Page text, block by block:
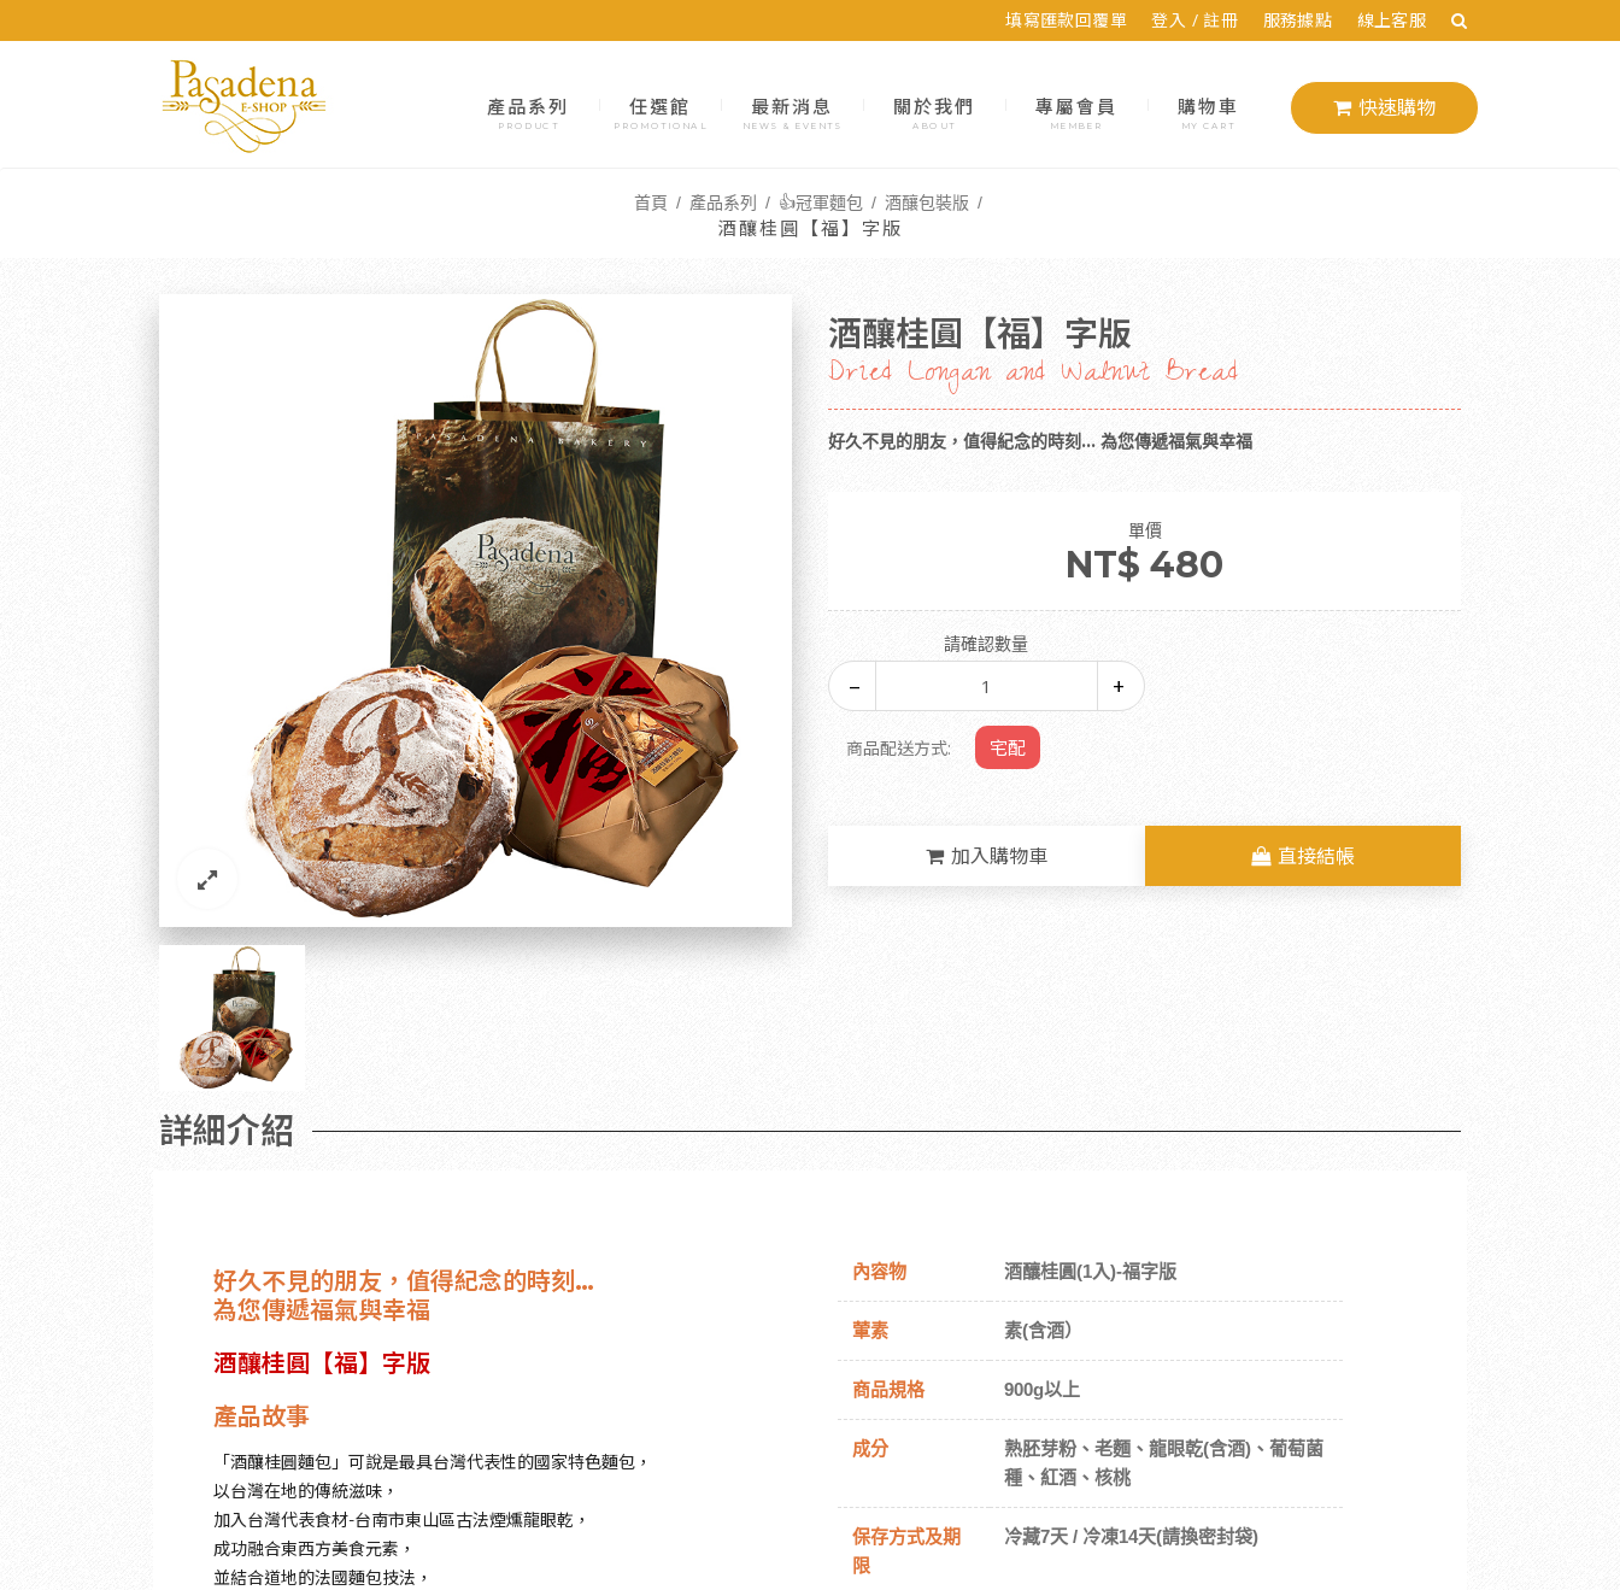
填寫匯款回覆單 登入 / 註冊 服務據點 線上客服
產品系列
PRODUCT
任選館
PROMOTIONAL
最新消息
NEWS & EVENTS
關於我們
ABOUT
專屬會員
MEMBER
購物車
MY CART
快速購物
首頁 產品系列 👍冠軍麵包 酒釀包裝版
酒釀桂圓【福】字版
酒釀桂圓【福】字版
Dried Longan and Walnut Bread
好久不見的朋友，值得紀念的時刻… 為您傳遞福氣與幸福
單價
NT$ 480
請確認數量
商品配送方式: 宅配
加入購物車 直接結帳
詳細介紹
好久不見的朋友，值得紀念的時刻…
為您傳遞福氣與幸福
酒釀桂圓【福】字版
產品故事
「酒釀桂圓麵包」可說是最具台灣代表性的國家特色麵包，
以台灣在地的傳統滋味，
加入台灣代表食材-台南市東山區古法煙燻龍眼乾，
成功融合東西方美食元素，
並結合道地的法國麵包技法，
內容物 酒釀桂圓(1入)-福字版
葷素 素(含酒）
商品規格 900g以上
成分
熟胚芽粉、老麵、龍眼乾(含酒)、葡萄菌
種、紅酒、核桃
保存方式及期
限
冷藏7天 / 冷凍14天(請換密封袋)